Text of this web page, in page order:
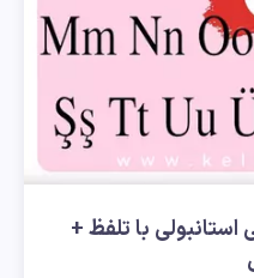
با تلفظ +